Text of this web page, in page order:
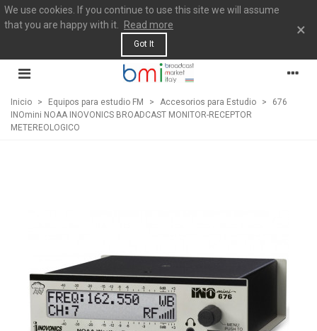
We use cookies. If you continue to use this site we will assume
that you are happy with it.
Read more
Got It
×
Inicio > Equipos para estudio FM > Accesorios para Estudio >
676
INOmini NOAA INOVONICS BROADCAST MONITOR-RECEPTOR
METEREOLOGICO